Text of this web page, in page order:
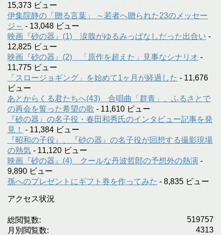
15,373 ビュー
伊集院静の「贈る言葉」 ～若者へ贈られた23のメッセー
ジ～ - 13,048 ビュー
映画『砂の器』(1) 涙腺がゆるみっぱなしだった出合い -
12,825 ビュー
映画『砂の器』(2) 「原作を超えた」見事なシナリオ -
11,775 ビュー
「スロージョギング」を始めて1ヶ月が経過した - 11,676
ビュー
あとからくる君たちへ(43) 合唱曲「群青」、ふるさとで
の再会を誓った希望の歌 - 11,610 ビュー
『砂の器』の名子役・春田和秀氏のインタビュー記事を発
見！
- 11,384 ビュー
『昭和の子役』、『砂の器』の名子役が回想する撮影現場
の熱気 - 11,120 ビュー
映画『砂の器』(4) クールな丹波哲郎の予想外の熱演 -
9,890 ビュー
孫へのプレゼントにギフト券を作ってみた - 8,835 ビュー
アクセス状況
519757
総閲覧数:
4313
月別閲覧数: